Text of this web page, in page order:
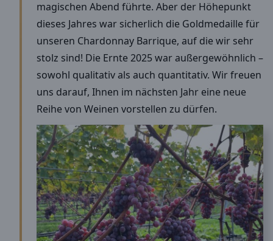
magischen Abend führte. Aber der Höhepunkt
dieses Jahres war sicherlich die Goldmedaille für
unseren Chardonnay Barrique, auf die wir sehr
stolz sind! Die Ernte 2025 war außergewöhnlich –
sowohl qualitativ als auch quantitativ. Wir freuen
uns darauf, Ihnen im nächsten Jahr eine neue
Reihe von Weinen vorstellen zu dürfen.